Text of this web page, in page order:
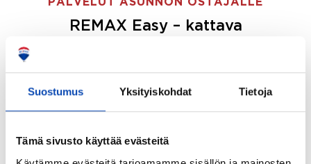
Suostumus Yksityiskohdat Tietoja
Tämä sivusto käyttää evästeitä
PALVELUT ASUNNON OSTAJALLE
REMAX Easy – kattava
ostajille.
Tee ostotoimeksianto ja etsimme juuri